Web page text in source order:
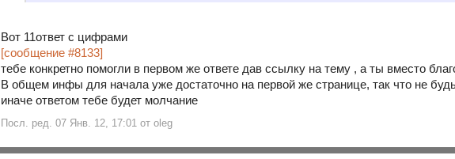
Вот 11ответ с цифрами
[сообщение #8133]
тебе конкретно помогли в первом же ответе дав ссылку на тему , а ты вместо
В общем инфы для начала уже достаточно на первой же странице, так что не
иначе ответом тебе будет молчание
Посл. ред. 07 Янв. 12, 17:01 от oleg